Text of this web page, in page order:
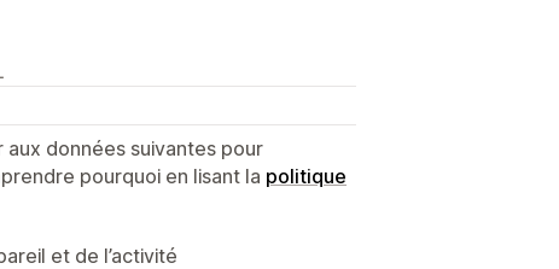
aux données suivantes pour
pourquoi en lisant la politique
et de l’activité